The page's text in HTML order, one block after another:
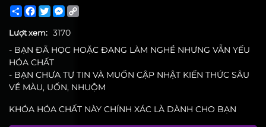
ShareFacebook
TwitterMessenger
Lượt xem: 3170
- BẠN ĐÃ HỌC HOẶC ĐANG LÀM NGHỀ NHƯNG VẪN YẾU
HÓA CHẤT
- BẠN CHƯA TỰ TIN VÀ MUỐN CẬP NHẬT KIẾN THỨC SÂU
VỀ MÀU, UỐN, NHUỘM
KHÓA HÓA CHẤT NÀY CHÍNH XÁC LÀ DÀNH CHO BẠN